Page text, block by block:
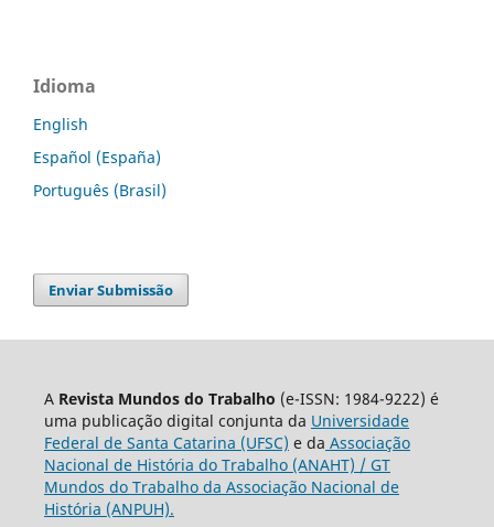
Idioma
English
Español (España)
Português (Brasil)
Enviar Submissão
A Revista Mundos do Trabalho (e-ISSN: 1984-9222) é
uma publicação digital conjunta da Universidade
Federal de Santa Catarina (UFSC) e da Associação
Nacional de História do Trabalho (ANAHT) / GT
Mundos do Trabalho da Associação Nacional de
História (ANPUH).